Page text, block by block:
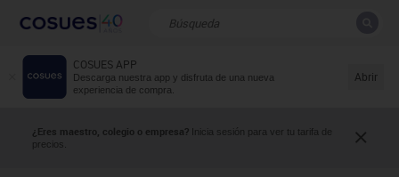
COSUES APP
Descarga nuestra app y disfruta de una nueva
experiencia de compra.
Abrir
¿Eres maestro, colegio o empresa? Inicia sesión para ver tu tarifa de
precios.
Resultados de la búsqueda